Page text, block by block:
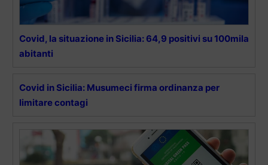
Covid, la situazione in Sicilia: 64,9 positivi su 100mila
abitanti
Covid in Sicilia: Musumeci firma ordinanza per
limitare contagi